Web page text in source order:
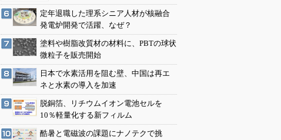
定年退職した理系シニア人材が核融合
発電炉開発で活躍、なぜ？
塗料や樹脂改質材の材料に、PBTの球状
微粒子を販売開始
日本で水素活用を阻む壁、中国は再エ
ネと水素の導入を加速
脱銅箔、リチウムイオン電池セルを
10％軽量化する新フィルム
酷暑と電磁波の課題にナノテクで挑